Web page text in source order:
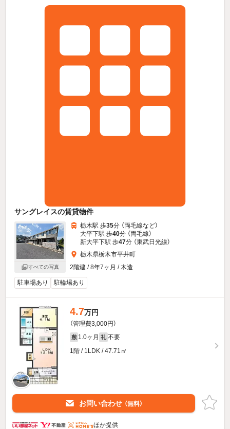
サングレイスの賃貸物件
すべての写真
栃木駅 歩35分 （両毛線など）
大平下駅 歩40分 （両毛線）
新大平下駅 歩47分 （東武日光線）
栃木県栃木市平井町
2階建 / 8年7ヶ月 / 木造
駐車場あり 駐輪場あり
4.7万円
（管理費3,000円）
敷 1.0ヶ月 礼 不要
1階 / 1LDK / 47.71㎡
お問い合わせ （無料）
ほか提供